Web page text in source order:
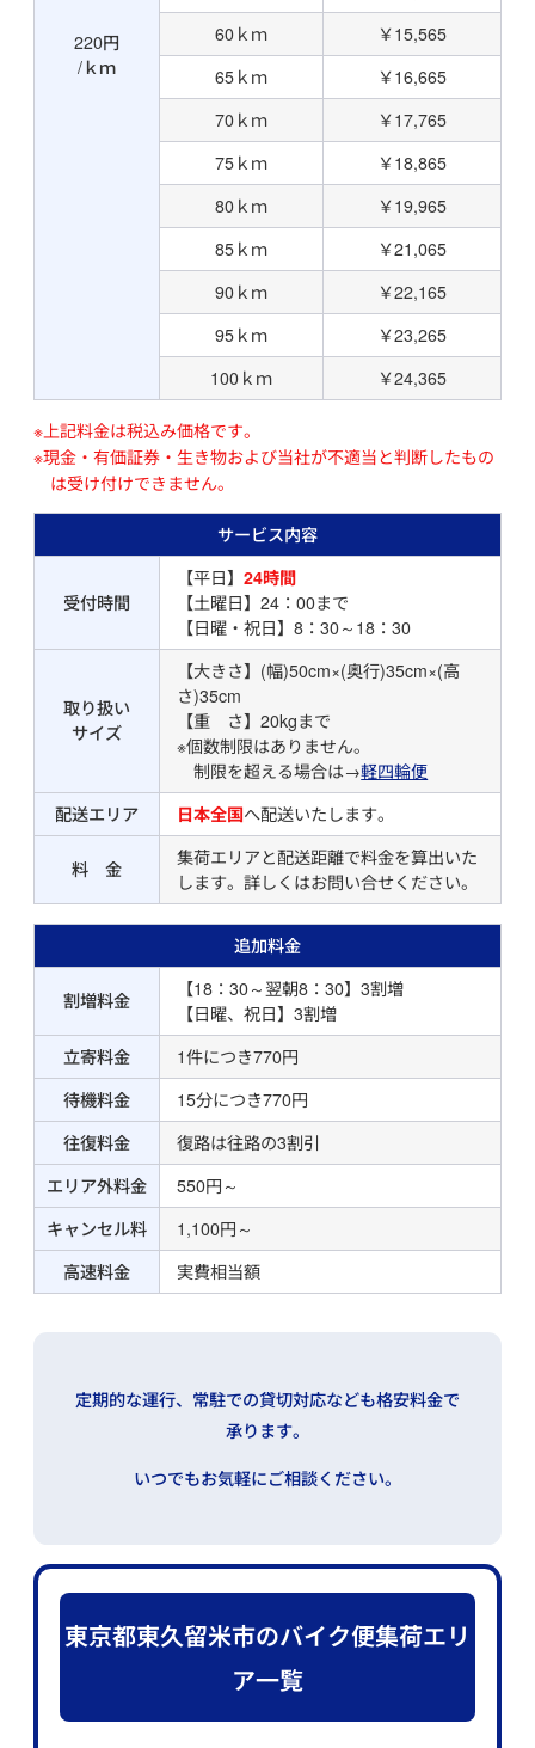
220円
/ｋｍ
60ｋｍ
￥15,565
65ｋｍ
￥16,665
70ｋｍ
￥17,765
75ｋｍ
￥18,865
80ｋｍ
￥19,965
85ｋｍ
￥21,065
90ｋｍ
￥22,165
95ｋｍ
￥23,265
100ｋｍ
￥24,365
※上記料金は税込み価格です。
※現金・有価証券・生き物および当社が不適当と判断したもの
は受け付けできません。
サービス内容
受付時間
【平日】24時間
【土曜日】24：00まで
【日曜・祝日】8：30～18：30
取り扱い
サイズ
【大きさ】(幅)50cm×(奥行)35cm×(高
さ)35cm
【重 さ】20kgまで
※個数制限はありません。
制限を超える場合は→軽四輪便
配送エリア
日本全国へ配送いたします。
料 金
集荷エリアと配送距離で料金を算出いた
します。詳しくはお問い合せください。
追加料金
割増料金
【18：30～翌朝8：30】3割増
【日曜、祝日】3割増
立寄料金
1件につき770円
待機料金
15分につき770円
往復料金
復路は往路の3割引
エリア外料金
550円～
キャンセル料
1,100円～
高速料金
実費相当額
定期的な運行、常駐での貸切対応なども格安料金で
承ります。
いつでもお気軽にご相談ください。
東京都東久留米市のバイク便集荷エリ
ア一覧